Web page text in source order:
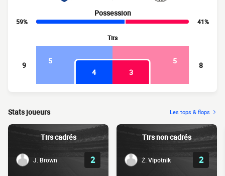
Possession
59%
41%
Tirs
9 5
5
4
3
8
Stats joueurs Les tops & flops
Tirs cadrés
J. Brown 2
Tirs non cadrés
Ž. Vipotnik 2